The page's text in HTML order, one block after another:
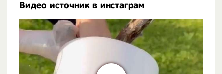
Видео источник в инстаграм